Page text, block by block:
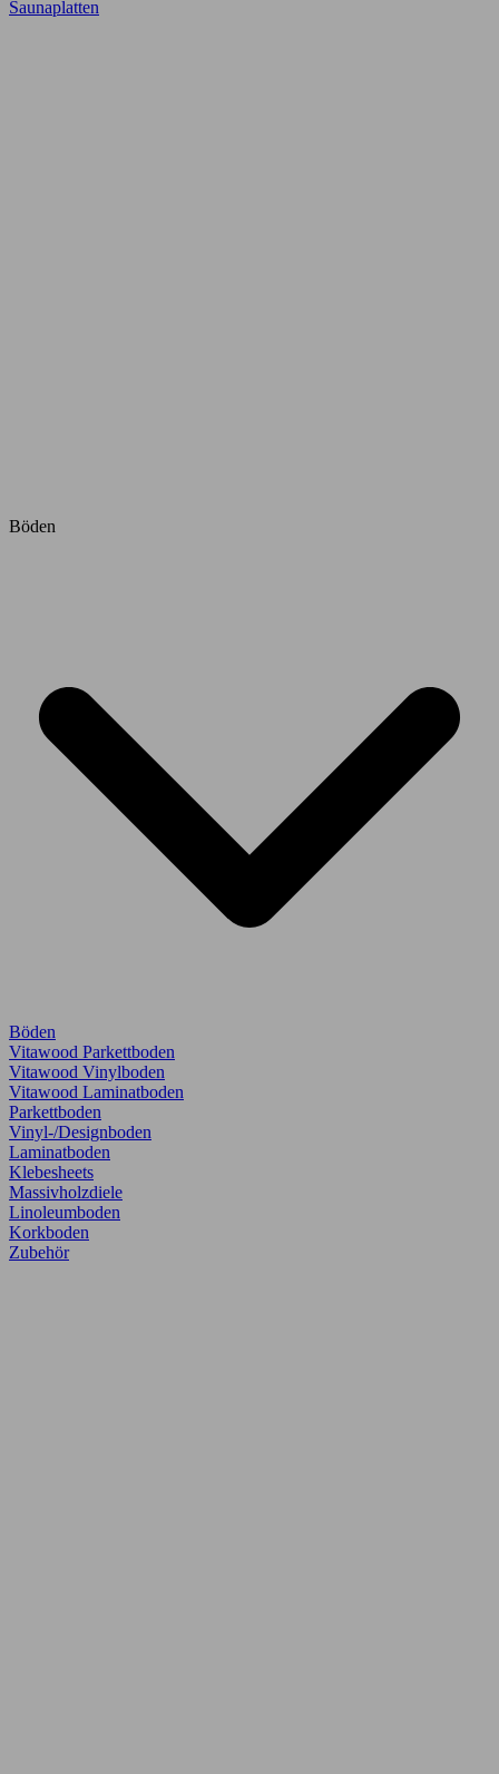
Saunaplatten
Böden
Böden
Vitawood Parkettboden
Vitawood Vinylboden
Vitawood Laminatboden
Parkettboden
Vinyl-/Designboden
Laminatboden
Klebesheets
Massivholzdiele
Linoleumboden
Korkboden
Zubehör